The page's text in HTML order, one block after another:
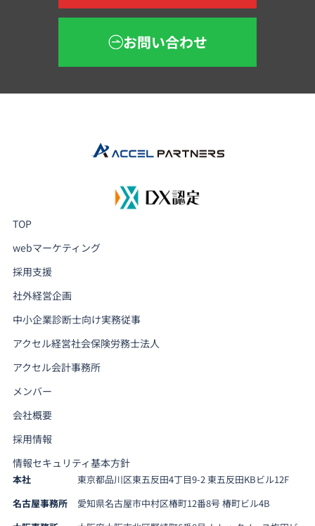
お問い合わせ
TOP
webマーケティング
採用支援
社外経営企画
中小企業診断士向け実務従事
アクセル経営社会保険労務士法人
アクセル会計事務所
メンバー
会社概要
採用情報
情報セキュリティ基本方針
本社
東京都品川区東五反田4丁目9-2 東五反田KBビル12F
名古屋事務所
愛知県名古屋市中村区椿町12番8号 椿町ビル4B